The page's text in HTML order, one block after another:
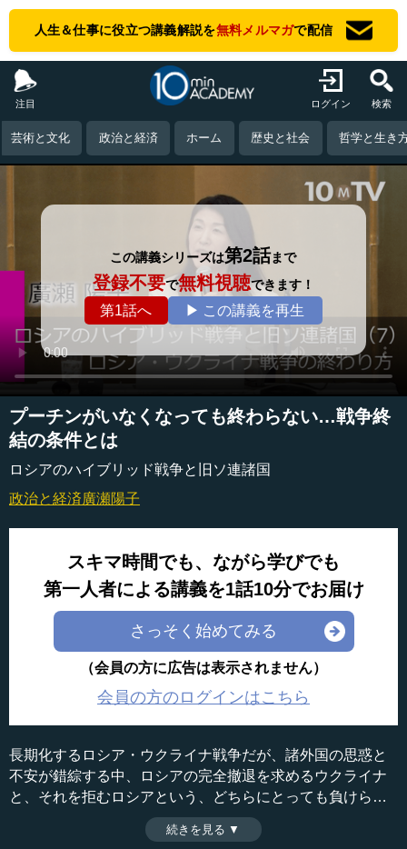
人生＆仕事に役立つ講義解説を無料メルマガで配信
注目 ログイン 検索
芸術と文化 政治と経済 ホーム 歴史と社会 哲学と生き
この講義シリーズは第2話まで
登録不要で無料視聴できます！
第1話へ ▶ この講義を再生
プーチンがいなくなっても終わらない…戦争終
結の条件とは
ロシアのハイブリッド戦争と旧ソ連諸国
政治と経済廣瀬陽子
スキマ時間でも、ながら学びでも
第一人者による講義を1話10分でお届け
さっそく始めてみる
（会員の方に広告は表示されません）
会員の方のログインはこちら
長期化するロシア・ウクライナ戦争だが、諸外国の思惑と
不安が錯綜する中、ロシアの完全撤退を求めるウクライナ
と、それを拒むロシアという、どちらにとっても負けられ
ない戦争が続いているという状態だ。では、この戦争が終
わるための落とし所はどこにあるのか。両者の交渉は困難
続きを見る ▼